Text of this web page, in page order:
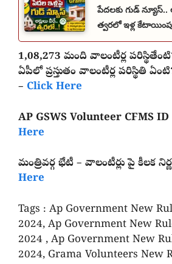
పేదలకు గుడ్ న్యూస్..
త్వరలో ఇళ్ల
1,08,273 మంది వాలంటీర్ల
ఏపీలో ప్రస్తుతం వాలంటీర్ల పరిస్థితి
– Click Here
AP GSWS Volunteer CFMS ID
Here
మంత్రివర్గ భేటీ – వాలంటీర్లు పై కీలక
Here
Tags : Ap Government New
2024, Ap Government New
2024 , Ap Government New
2024, Grama Volunteers New